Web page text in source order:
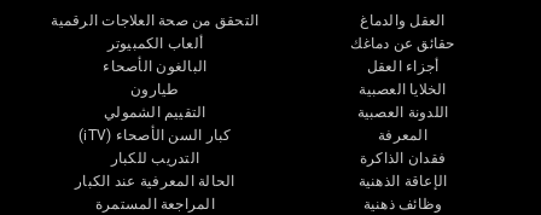
العقل والدماغ
حقائق عن دماغك
أجزاء العقل
الخلايا العصبية
اللدونة العصبية
المعرفة
فقدان الذاكرة
الإعاقة الذهنية
وظائف ذهنية
التحقق من صحة العلاجات الرقمية
ألعاب الكمبيوتر
البالغون الأصحاء
طيارون
التقييم الشمولي
كبار السن الأصحاء (iTV)
التدريب للكبار
الحالة المعرفية عند الكبار
المراجعة المستمرة